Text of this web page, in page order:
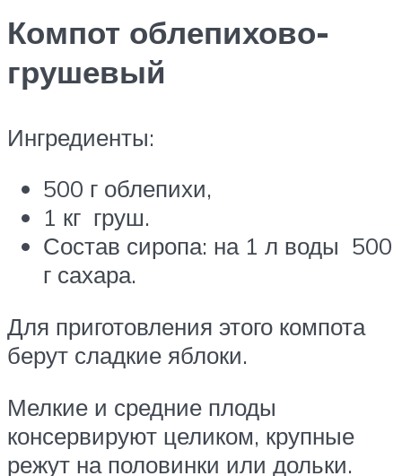
Компот облепихово-
грушевый
Ингредиенты:
500 г облепихи,
1 кг груш.
Состав сиропа: на 1 л воды 500
г сахара.
Для приготовления этого компота
берут сладкие яблоки.
Мелкие и средние плоды
консервируют целиком, крупные
режут на половинки или дольки.